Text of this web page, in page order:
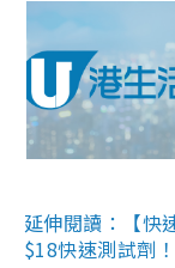
延伸閱讀：【快
$18快速測試劑